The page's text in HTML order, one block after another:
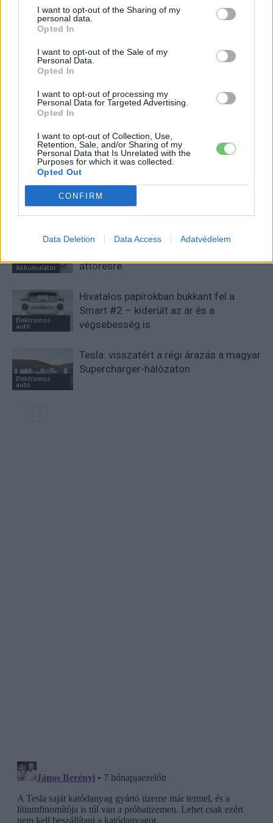
I want to opt-out of the Sharing of my
personal data.
Opted In
I want to opt-out of the Sale of my
Personal Data.
Opted In
I want to opt-out of processing my
Personal Data for Targeted Advertising.
Opted In
I want to opt-out of Collection, Use,
Retention, Sale, and/or Sharing of my
Personal Data that Is Unrelated with the
Purposes for which it was collected.
Opted Out
CONFIRM
Data Deletion Data Access Adatvédelem
http://e-cars.hu
Szeretem az elektromos autókat és a modern technológiát!
KAPCSOLÓDÓ CIKKEK TÖBB A SZERZŐTŐL
Akkumulátor
A BYD hat szabadalommal készül a
áttörésre
Elektromos
autó
Hivatalos papírokban bukkant fel a
Smart #2 – kiderült az ár és a
végsebesség is
Elektromos
autó
Tesla: visszatért a régi árazás a magyar
Supercharger-hálózaton